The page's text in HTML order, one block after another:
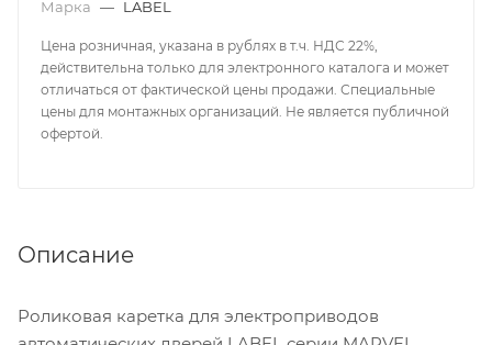
Марка — LABEL
Цена розничная, указана в рублях в т.ч. НДС 22%,
действительна только для электронного каталога и может
отличаться от фактической цены продажи. Специальные
цены для монтажных организаций. Не является публичной
офертой.
Описание
Роликовая каретка для электроприводов